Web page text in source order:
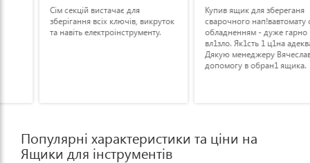
Сім секцій вистачає для
зберігання всіх ключів, викруток
та навіть електроінструменту.
Купив ящик для збереганя
сварочного нап!вавтомату с
обладненням - дуже гарно все
вл1зло. Як1сть 1 ц1на адекватна.
Дякую менеджеру Вячеславу за
допомогу в обран1 ящика.
Популярні характеристики та ціни на
Ящики для інструментів